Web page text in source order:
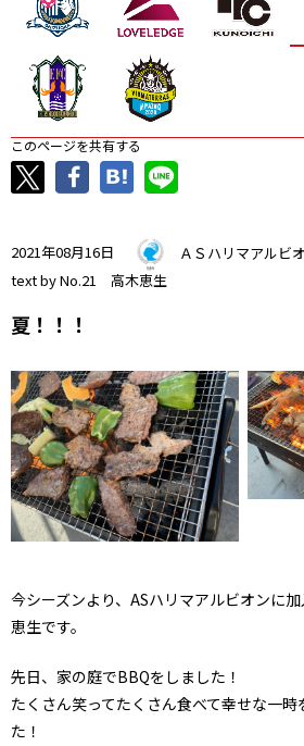
このページを共有する
2021年08月16日
ＡＳハリマアルビ
text by No.21 高木恵生
夏！！！
今シーズンより、ASハリマアルビオンに
恵生です。
先日、家の庭でBBQをしました！
たくさん笑ってたくさん食べて幸せな一
た！